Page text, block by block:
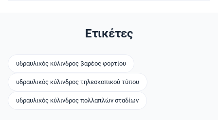
Ετικέτες
υδραυλικός κύλινδρος βαρέος φορτίου
υδραυλικός κύλινδρος τηλεσκοπικού τύπου
υδραυλικός κύλινδρος πολλαπλών σταδίων